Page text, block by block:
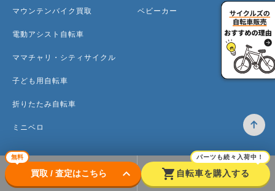
無料
買取 / 査定はこちら keyboard_arrow_down shopping_cart
パーツも続々入荷中！
自転車を購入する
マウンテンバイク買取
電動アシスト自転車
ママチャリ・シティサイクル
子ども用自転車
折りたたみ自転車
ミニベロ
ベビーカー
トップ 高価買取のワケ